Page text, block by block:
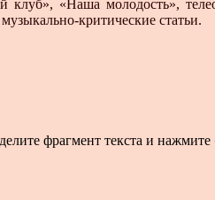
клуб», «Наша молодость»,
критические статьи.
фрагмент текста и нажмите